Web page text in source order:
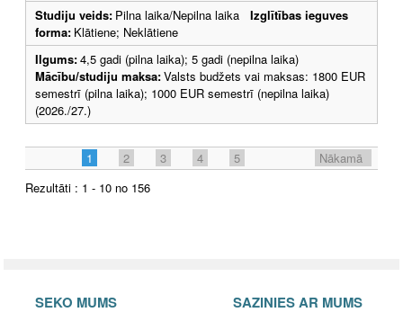
Studiju veids: Pilna laika/Nepilna laika Izglītības ieguves
forma: Klātiene; Neklātiene
Ilgums:4,5 gadi (pilna laika); 5 gadi (nepilna laika)
Mācību/studiju maksa:Valsts budžets vai maksas: 1800 EUR
semestrī (pilna laika); 1000 EUR semestrī (nepilna laika)
(2026./27.)
1 2 3 4 5
Nākamā
Rezultāti : 1 - 10 no 156
SEKO MUMS SAZINIES AR MUMS